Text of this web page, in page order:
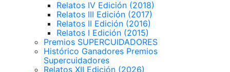
Relatos IV Edición (2018)
Relatos III Edición (2017)
Relatos II Edición (2016)
Relatos I Edición (2015)
Premios SUPERCUIDADORES
Histórico Ganadores Premios
Supercuidadores
Relatos XII Edición (2026)